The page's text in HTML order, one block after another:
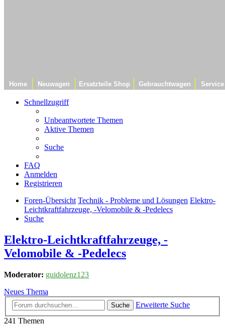
Home Neuwagen Ersatzteile Shop Gebrauchtwagen Service
Schnellzugriff
Unbeantwortete Themen
Aktive Themen
Suche
FAQ
Anmelden
Registrieren
Foren-Übersicht Technik - Probleme und Lösungen Elektro-
Leichtkraftfahrzeuge, -Velomobile & -Pedelecs
Suche
Elektro-Leichtkraftfahrzeuge, -
Velomobile & -Pedelecs
Moderator: guidolenz123
Neues Thema
Suche
Erweiterte Suche
241 Themen